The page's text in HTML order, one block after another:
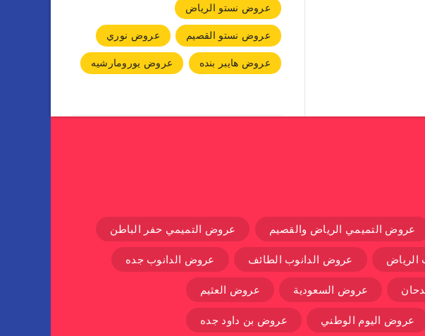
عروض نستو الرياض
عروض نستو القصيم
عروض نوري
عروض هايبر بنده
عروض يورومارشيه
عروض التميمي الرياض والقصيم عروض التميمي حفر الباطن
الرياض عروض الدانوب الطائف عروض الدانوب جده
عروض السعودية عروض العثيم
عروض اليوم الوطني عروض بن داود جده